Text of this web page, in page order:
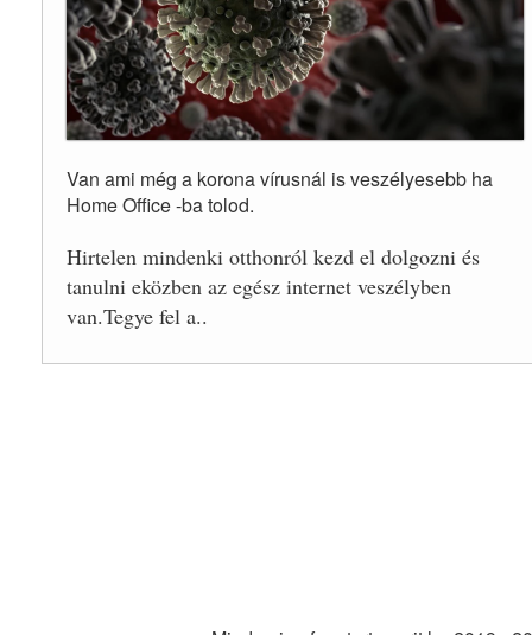
Van ami még a korona vírusnál is veszélyesebb ha
Home Office -ba tolod.
Hirtelen mindenki otthonról kezd el dolgozni és
tanulni eközben az egész internet veszélyben
van.Tegye fel a..